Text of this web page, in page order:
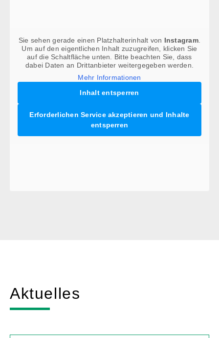
Sie sehen gerade einen Platzhalterinhalt von Instagram.
Um auf den eigentlichen Inhalt zuzugreifen, klicken Sie
auf die Schaltfläche unten. Bitte beachten Sie, dass
dabei Daten an Drittanbieter weitergegeben werden.
Mehr Informationen
Inhalt entsperren
Erforderlichen Service akzeptieren und Inhalte
entsperren
Aktuelles